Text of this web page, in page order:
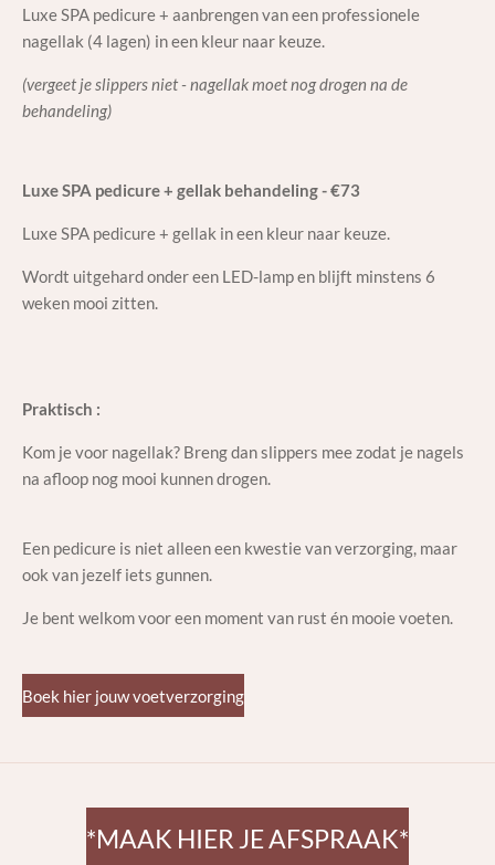
Luxe SPA pedicure + aanbrengen van een professionele
nagellak (4 lagen) in een kleur naar keuze.
(vergeet je slippers niet - nagellak moet nog drogen na de
behandeling)
Luxe SPA pedicure + gellak behandeling - €73
Luxe SPA pedicure + gellak in een kleur naar keuze.
Wordt uitgehard onder een LED-lamp en blijft minstens 6
weken mooi zitten.
Praktisch :
Kom je voor nagellak? Breng dan slippers mee zodat je nagels
na afloop nog mooi kunnen drogen.
Een pedicure is niet alleen een kwestie van verzorging, maar
ook van jezelf iets gunnen.
Je bent welkom voor een moment van rust én mooie voeten.
Boek hier jouw voetverzorging
*MAAK HIER JE AFSPRAAK*